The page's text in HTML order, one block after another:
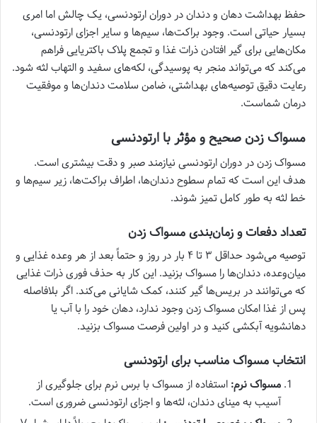
حفظ بهداشت دهان و دندان در دوران ارتودنسی، یک چالش اما امری
بسیار حیاتی است. وجود براکت‌ها، سیم‌ها و سایر اجزای ارتودنسی،
مکان‌هایی برای گیر افتادن ذرات غذا و تجمع پلاک باکتریایی فراهم
می‌کند که می‌تواند منجر به پوسیدگی، لکه‌های سفید و التهاب لثه شود.
رعایت دقیق توصیه‌های بهداشتی، ضامن سلامت دندان‌ها و موفقیت
درمان شماست.
مسواک زدن صحیح و مؤثر با ارتودنسی
مسواک زدن در دوران ارتودنسی نیازمند صبر و دقت بیشتری است.
هدف این است که تمام سطوح دندان‌ها، اطراف براکت‌ها، زیر سیم‌ها و
خط لثه به طور کامل تمیز شوند.
تعداد دفعات و زمان‌بندی مسواک زدن
توصیه می‌شود حداقل ۳ تا ۴ بار در روز و حتماً بعد از هر وعده غذایی و
میان‌وعده، دندان‌ها را مسواک بزنید. این کار به حذف فوری ذرات غذایی
که می‌توانند در بریس‌ها گیر کنند، کمک شایانی می‌کند. اگر بلافاصله
پس از غذا امکان مسواک زدن وجود ندارد، دهان خود را با آب یا
دهانشویه آبکشی کنید و در اولین فرصت مسواک بزنید.
انتخاب مسواک مناسب برای ارتودنسی
مسواک نرم: استفاده از مسواک با برس نرم برای جلوگیری از
آسیب به مینای دندان، لثه‌ها و اجزای ارتودنسی ضروری است.